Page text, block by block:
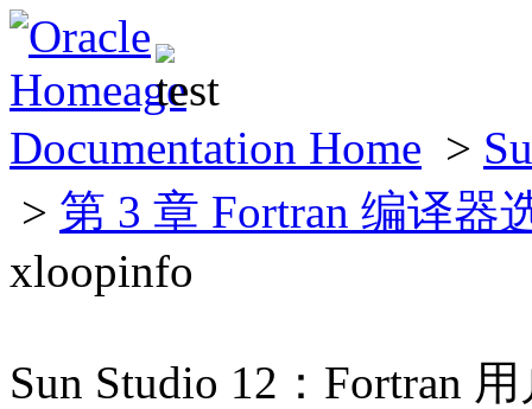
Documentation Home >
> 第 3 章 Fortran 编译器
xloopinfo
Sun Studio 12：Fortran